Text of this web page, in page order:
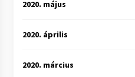
2020. május
2020. április
2020. március